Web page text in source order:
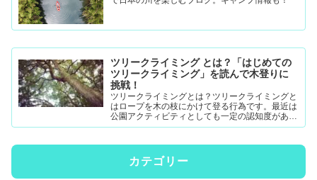
ツリークライミング とは？「はじめての
ツリークライミング」を読んで木登りに
挑戦！
ツリークライミングとは？ツリークライミングと
はロープを木の枝にかけて登る行為です。最近は
公園アクティビティとしても一定の認知度がある
模様。DRTダブルドロープテクニック(MRS-ム...
カテゴリー